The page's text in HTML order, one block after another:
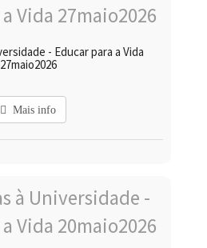
- Educar para a Vida
27maio2026
Mais info